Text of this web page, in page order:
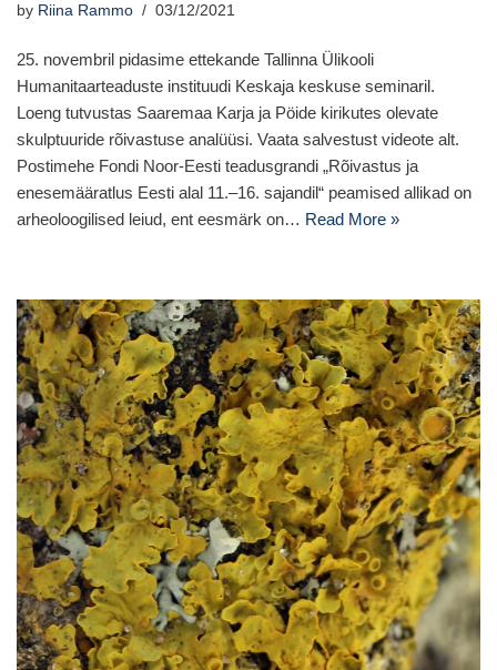
by Riina Rammo 03/12/2021
25. novembril pidasime ettekande Tallinna Ülikooli
Humanitaarteaduste instituudi Keskaja keskuse seminaril.
Loeng tutvustas Saaremaa Karja ja Pöide kirikutes olevate
skulptuuride rõivastuse analüüsi. Vaata salvestust videote alt.
Postimehe Fondi Noor-Eesti teadusgrandi „Rõivastus ja
enesemääratlus Eesti alal 11.–16. sajandil“ peamised allikad on
arheoloogilised leiud, ent eesmärk on… Read More »